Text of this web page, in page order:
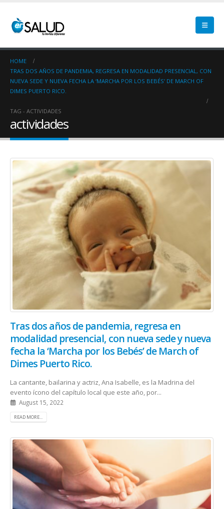
HOME
TRAS DOS AÑOS DE PANDEMIA, REGRESA EN MODALIDAD PRESENCIAL, CON
NUEVA SEDE Y NUEVA FECHA LA ‘MARCHA POR LOS BEBÉS’ DE MARCH OF
DIMES PUERTO RICO.
TAG - ACTIVIDADES
actividades
Tras dos años de pandemia, regresa en
modalidad presencial, con nueva sede y nueva
fecha la ‘Marcha por los Bebés’ de March of
Dimes Puerto Rico.
La cantante, bailarina y actriz, Ana Isabelle, es la Madrina del
evento ícono del capítulo local que este año, por...
August 15, 2022
READ MORE...